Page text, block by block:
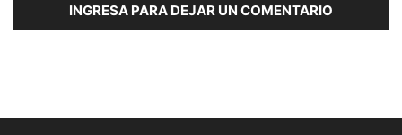
INGRESA PARA DEJAR UN COMENTARIO